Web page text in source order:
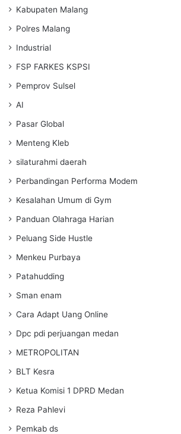
Kabupaten Malang
Polres Malang
Industrial
FSP FARKES KSPSI
Pemprov Sulsel
AI
Pasar Global
Menteng Kleb
silaturahmi daerah
Perbandingan Performa Modem
Kesalahan Umum di Gym
Panduan Olahraga Harian
Peluang Side Hustle
Menkeu Purbaya
Patahudding
Sman enam
Cara Adapt Uang Online
Dpc pdi perjuangan medan
METROPOLITAN
BLT Kesra
Ketua Komisi 1 DPRD Medan
Reza Pahlevi
Pemkab ds